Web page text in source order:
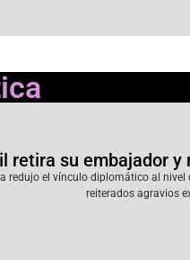
retira su embajador
redujo el vínculo diplomático al
reiterados agravios